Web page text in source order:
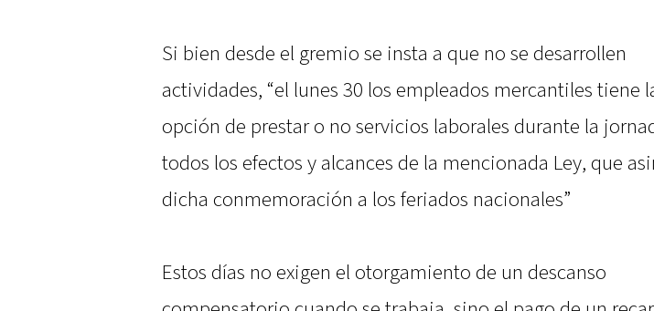
Si bien desde el gremio se insta a que no se desarrollen
actividades, “el lunes 30 los empleados mercantiles tiene
opción de prestar o no servicios laborales durante la
todos los efectos y alcances de la mencionada Ley, que
dicha conmemoración a los feriados nacionales”
Estos días no exigen el otorgamiento de un descanso